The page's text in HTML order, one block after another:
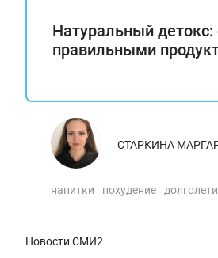
Натуральный
правильными
СТАРКИНА
напитки похудение
Новости СМИ2